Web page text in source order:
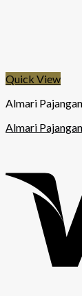
Quick View
Almari Pajangan
Almari